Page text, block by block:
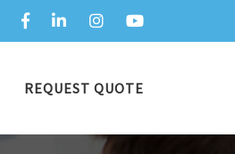
REQUEST QUOTE